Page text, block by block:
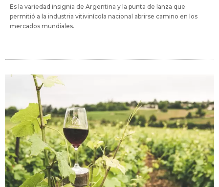
Es la variedad insignia de Argentina y la punta de lanza que
permitió a la industria vitivinícola nacional abrirse camino en los
mercados mundiales.